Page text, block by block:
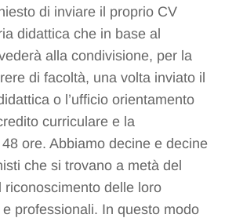
di inviare il proprio CV
didattica che in base al
alla condivisione, per la
di facoltà, una volta inviato il
o l’ufficio orientamento
curriculare e la
ore. Abbiamo decine e decine
che si trovano a metà del
riconoscimento delle loro
professionali. In questo modo